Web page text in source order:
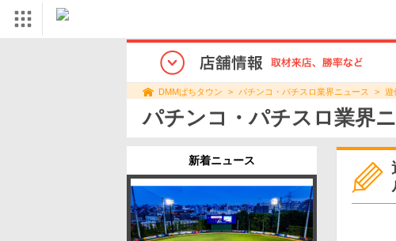
DMMぱちタウン パチンコ・パチスロ業界ニュース 遊
パチンコ・パチスロ業界
新着ニュース